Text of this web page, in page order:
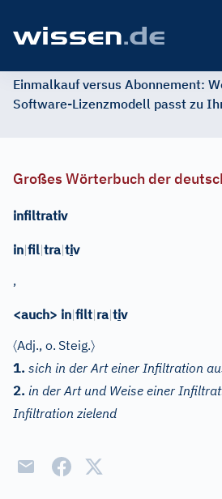
Einmalkauf versus Abonnement:
Software-Lizenzmodell passt zu
Großes Wörterbuch der
infiltrativ
in|fil|tra|tiv
,
<auch> in|filt|ra|tiv
〈Adj., o. Steig.〉
1. sich in der Art einer Infiltration
2. in der Art und Weise einer
Infiltration zielend